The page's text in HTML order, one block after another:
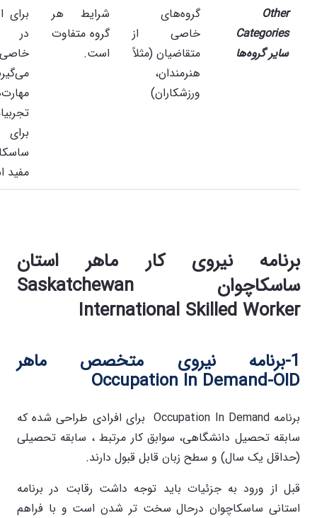
Other
Categories
سایر گروه‌ها
گروه‌های
خاصی از
متقاضیان (مثلاً
هنرمندان،
ورزشکاران)
شرایط هر
گروه متفاوت
است.
برای
در
برای
مفید
برنامه نیروی کار ماهر استان
ساسکاچوان Saskatchewan
International Skilled Worker
1-برنامه نیروی متخصص ماهر
Occupation In Demand-OID
برنامه Occupation In Demand برای افرادی طراحی شده که
سابقه تحصیل دانشگاهی، سوابق کار مرتبط ، سابقه تحصیلی
(حداقل یک سال) و سطح زبان قابل قبول دارند.
قبل از ورود به جزئیات باید توجه داشت رقابت در برنامه
استانی ساسکاچوان درحال سخت تر شدن است و با فراهم